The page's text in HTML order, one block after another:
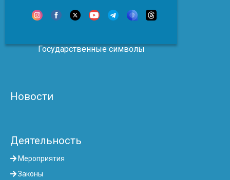
Государственные символы
Новости
Деятельность
Мероприятия
Законы